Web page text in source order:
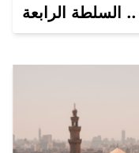
.. السلطة الرابعة